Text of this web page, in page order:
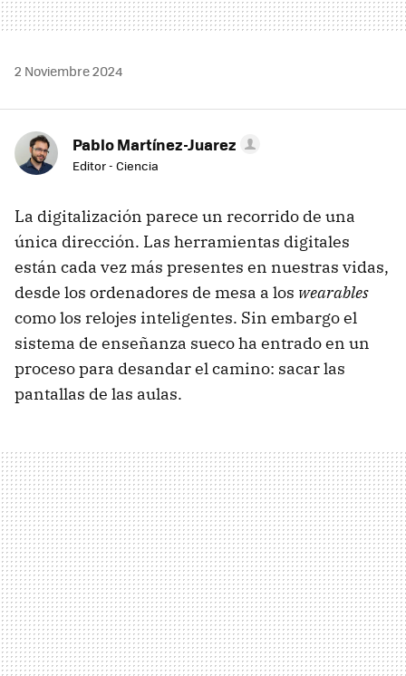
2 Noviembre 2024
Pablo Martínez-Juarez
Editor - Ciencia
La digitalización parece un recorrido de una
única dirección. Las herramientas digitales
están cada vez más presentes en nuestras vidas,
desde los ordenadores de mesa a los wearables
como los relojes inteligentes. Sin embargo el
sistema de enseñanza sueco ha entrado en un
proceso para desandar el camino: sacar las
pantallas de las aulas.